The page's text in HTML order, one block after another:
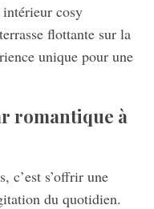
cosy
flottante sur la
unique pour une
romantique à
c’est s’offrir une
du quotidien.